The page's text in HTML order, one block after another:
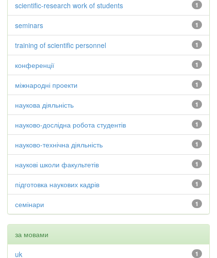
1
scientific-research work of students
1
seminars
1
training of scientific personnel
1
конференції
1
міжнародні проекти
1
наукова діяльність
1
науково-дослідна робота студентів
1
науково-технічна діяльність
1
наукові школи факультетів
1
підготовка наукових кадрів
1
семінари
за мовами
1
uk